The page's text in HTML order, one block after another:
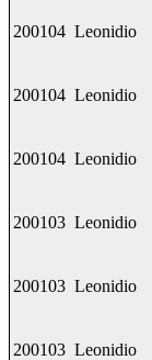
200104 Leonidio
200104 Leonidio
200104 Leonidio
200103 Leonidio
200103 Leonidio
200103 Leonidio